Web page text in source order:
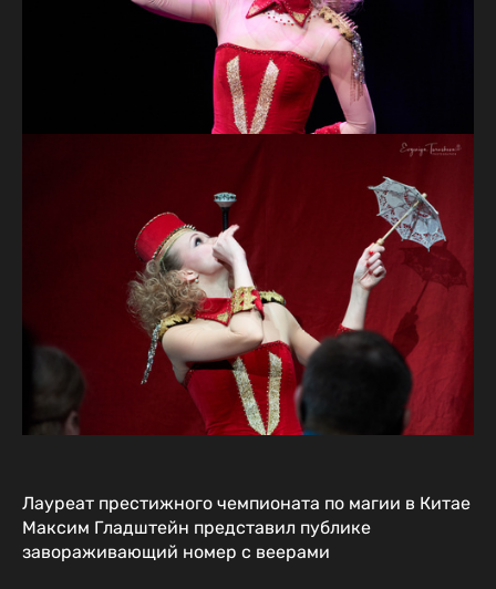
Лауреат престижного чемпионата по магии в Китае
Максим Гладштейн представил публике
завораживающий номер с веерами